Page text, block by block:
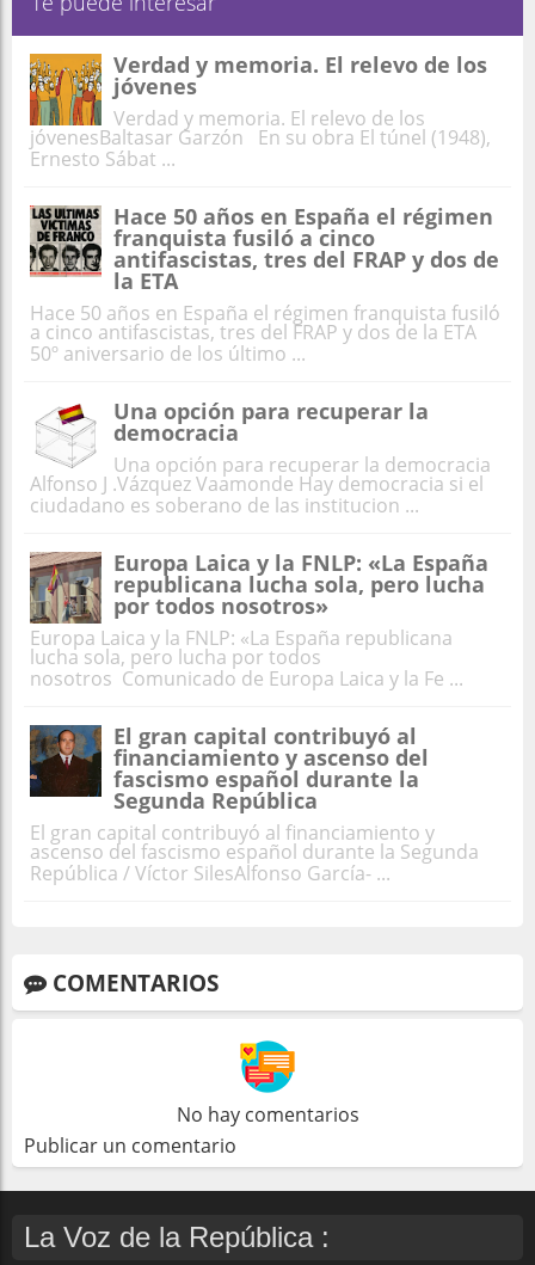
Verdad y memoria. El relevo de los
jóvenes
Verdad y memoria. El relevo de los
jóvenesBaltasar Garzón En su obra El túnel (1948),
Ernesto Sábat ...
Hace 50 años en España el régimen
franquista fusiló a cinco
antifascistas, tres del FRAP y dos de
la ETA
Hace 50 años en España el régimen franquista fusiló
a cinco antifascistas, tres del FRAP y dos de la ETA
50º aniversario de los último ...
Una opción para recuperar la
democracia
Una opción para recuperar la democracia
Alfonso J .Vázquez Vaamonde Hay democracia si el
ciudadano es soberano de las institucion ...
Europa Laica y la FNLP: «La España
republicana lucha sola, pero lucha
por todos nosotros»
Europa Laica y la FNLP: «La España republicana
lucha sola, pero lucha por todos
nosotros Comunicado de Europa Laica y la Fe ...
El gran capital contribuyó al
financiamiento y ascenso del
fascismo español durante la
Segunda República
El gran capital contribuyó al financiamiento y
ascenso del fascismo español durante la Segunda
República / Víctor SilesAlfonso García- ...
COMENTARIOS
No hay comentarios
Publicar un comentario
La Voz de la República :